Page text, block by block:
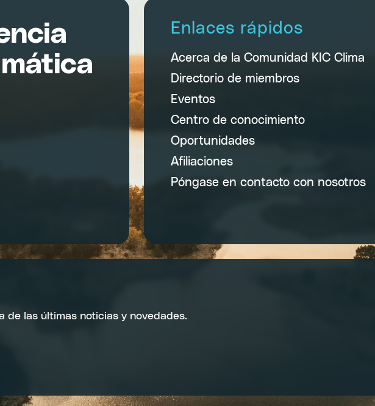
Enlaces rápidos
Acerca de la Comunidad KIC Clima
Directorio de miembros
Eventos
Centro de conocimiento
Oportunidades
Afiliaciones
Póngase en contacto con nosotros
de las últimas noticias y novedades.